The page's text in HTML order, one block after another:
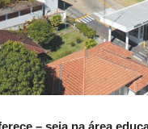
– seja na área